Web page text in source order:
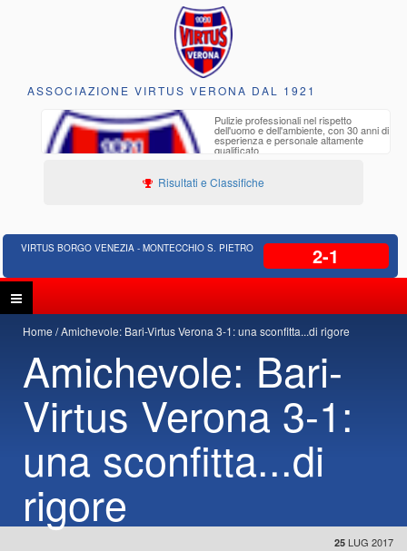
ASSOCIAZIONE VIRTUS VERONA DAL 1921
Pulizie professionali nel rispetto
dell'uomo e dell'ambiente, con 30 anni di
esperienza e personale altamente
qualificato
Risultati e Classifiche
VIRTUS BORGO VENEZIA - MONTECCHIO S. PIETRO 2-1
Home Amichevole: Bari-Virtus Verona 3-1: una sconfitta...di rigore
Amichevole: Bari-
Virtus Verona 3-1:
una sconfitta...di
rigore
25 LUG 2017